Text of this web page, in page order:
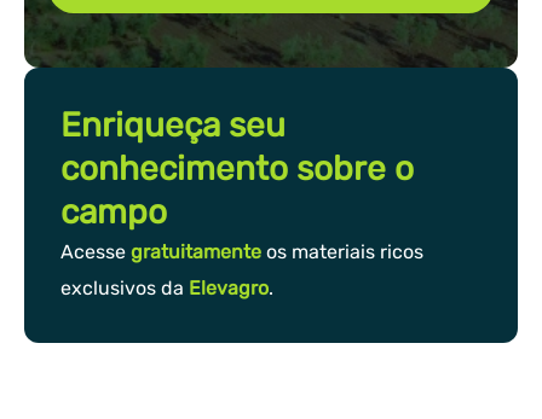
Enriqueça seu
conhecimento sobre o
campo
Acesse gratuitamente os materiais ricos
exclusivos da Elevagro.